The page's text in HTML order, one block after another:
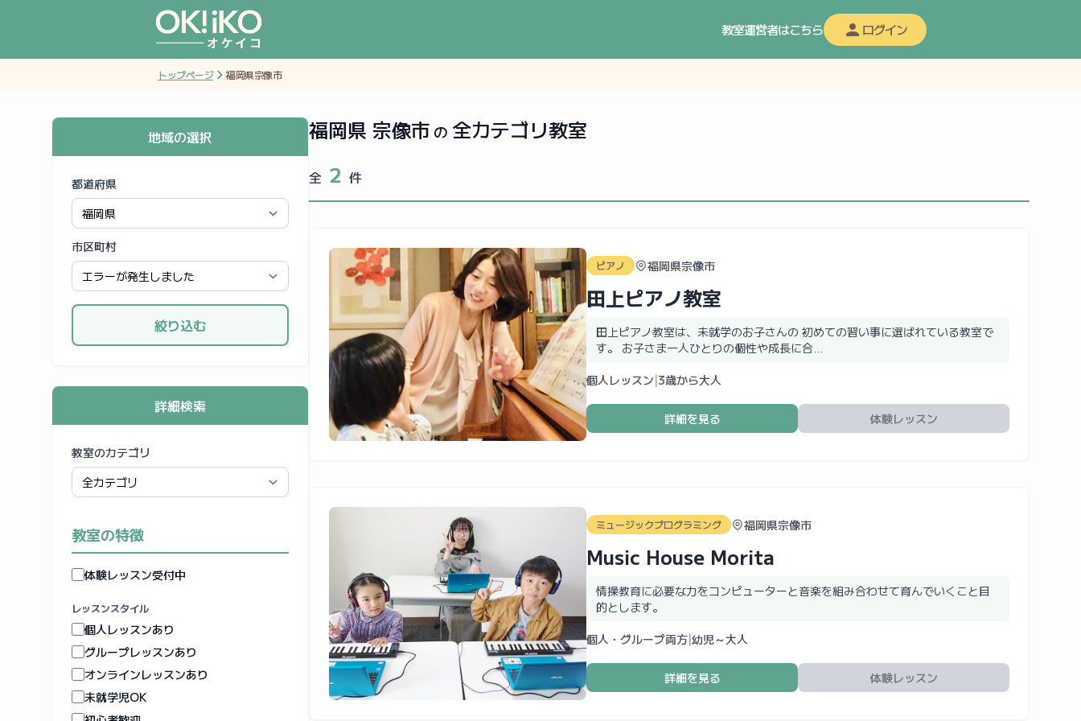
教室運営者はこちら ログイン
トップページ 福岡県宗像市
地域の選択
都道府県
市区町村
絞り込む
詳細検索
教室のカテゴリ
教室の特徴
体験レッスン受付中
レッスンスタイル
個人レッスンあり
グループレッスンあり
オンラインレッスンあり
未就学児OK
福岡県 宗像市 の 全カテゴリ教室
全 2 件
ピアノ 福岡県宗像市
田上ピアノ教室
田上ピアノ教室は、未就学のお子さんの 初めての習い事に選ばれている教室で
す。 お子さま一人ひとりの個性や成長に合...
個人レッスン|3歳から大人
詳細を見る 体験レッスン
ミュージックプログラミング 福岡県宗像市
Music House Morita
情操教育に必要な力をコンピューターと音楽を組み合わせて育んでいくこと目
的とします。
個人・グループ両方|幼児～大人
詳細を見る 体験レッスン